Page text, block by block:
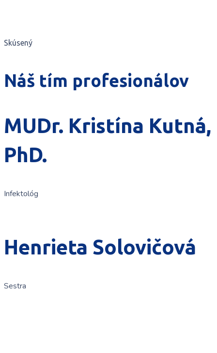
Skúsený
Náš tím profesionálov
MUDr. Kristína Kutná,
PhD.
Infektológ
Henrieta Solovičová
Sestra